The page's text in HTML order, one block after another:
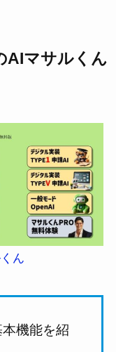
AIマサルくん
ん
機能を紹